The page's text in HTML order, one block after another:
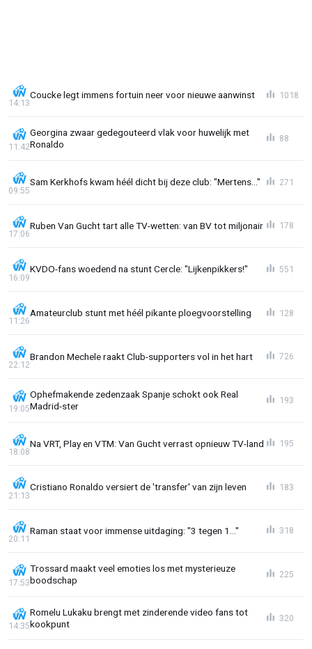
Coucke legt immens fortuin neer voor nieuwe aanwinst
14:13
1018
Georgina zwaar gedegouteerd vlak voor huwelijk met
Ronaldo
11:42
88
Sam Kerkhofs kwam héél dicht bij deze club: "Mertens..."
09:55
271
Ruben Van Gucht tart alle TV-wetten: van BV tot miljonair
17:06
178
KVDO-fans woedend na stunt Cercle: "Lijkenpikkers!"
16:09
551
Amateurclub stunt met héél pikante ploegvoorstelling
11:26
128
Brandon Mechele raakt Club-supporters vol in het hart
22:12
726
Ophefmakende zedenzaak Spanje schokt ook Real
Madrid-ster
19:05
193
Na VRT, Play en VTM: Van Gucht verrast opnieuw TV-land
18:08
195
Cristiano Ronaldo versiert de 'transfer' van zijn leven
21:13
183
Raman staat voor immense uitdaging: "3 tegen 1..."
20:11
318
Trossard maakt veel emoties los met mysterieuze
boodschap
17:53
225
Romelu Lukaku brengt met zinderende video fans tot
kookpunt
14:35
320